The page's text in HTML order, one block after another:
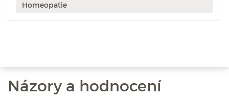
Homeopatie
Názory a hodnocení